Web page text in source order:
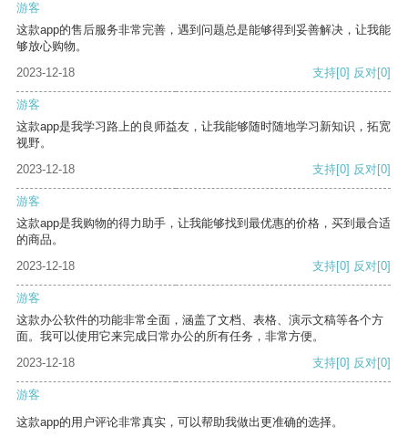
游客
这款app的售后服务非常完善，遇到问题总是能够得到妥善解决，让我能
够放心购物。
2023-12-18
支持[0] 反对[0]
游客
这款app是我学习路上的良师益友，让我能够随时随地学习新知识，拓宽
视野。
2023-12-18
支持[0] 反对[0]
游客
这款app是我购物的得力助手，让我能够找到最优惠的价格，买到最合适
的商品。
2023-12-18
支持[0] 反对[0]
游客
这款办公软件的功能非常全面，涵盖了文档、表格、演示文稿等各个方
面。我可以使用它来完成日常办公的所有任务，非常方便。
2023-12-18
支持[0] 反对[0]
游客
这款app的用户评论非常真实，可以帮助我做出更准确的选择。